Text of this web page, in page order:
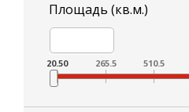
Площадь (кв.м.)
20.50 265.5 510.5